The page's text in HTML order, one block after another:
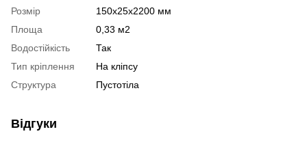
Розмір
150х25х2200 мм
Площа
0,33 м2
Водостійкість
Так
Тип кріплення
На кліпсу
Структура
Пустотіла
Відгуки